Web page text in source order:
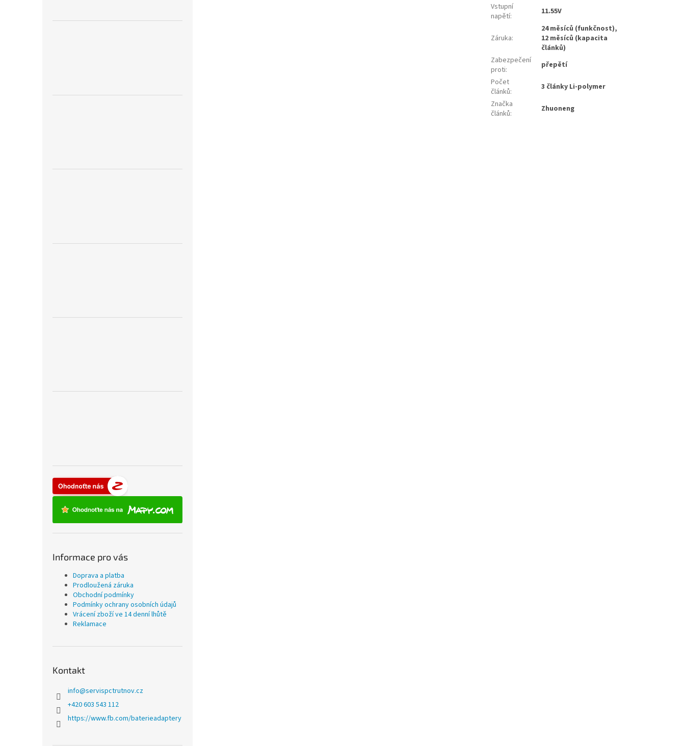
Informace pro vás
Doprava a platba
Prodloužená záruka
Obchodní podmínky
Podmínky ochrany osobních údajů
Vrácení zboží ve 14 denní lhůtě
Reklamace
Kontakt
info@servispctrutnov.cz
+420 603 543 112
https://www.fb.com/baterieadaptery
Vstupní
napětí: 11.55V
Záruka:
24 měsíců (funkčnost),
12 měsíců (kapacita
článků)
Zabezpečení
proti:
přepětí
Počet
článků:
3 články Li-polymer
Značka
článků: Zhuoneng